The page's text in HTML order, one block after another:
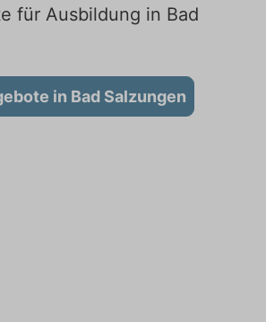
für Ausbildung in Bad
in Bad Salzungen